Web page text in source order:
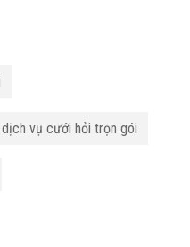
dịch vụ cưới hỏi trọn gói